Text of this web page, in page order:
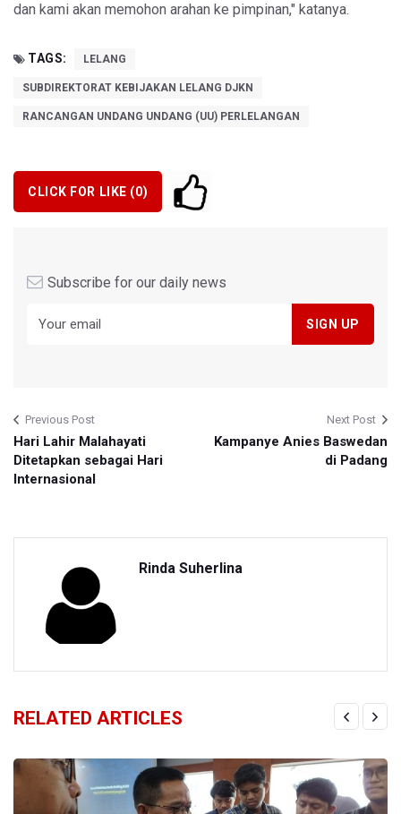
dan kami akan memohon arahan ke pimpinan," katanya.
TAGS: LELANG
SUBDIREKTORAT KEBIJAKAN LELANG DJKN
RANCANGAN UNDANG UNDANG (UU) PERLELANGAN
CLICK FOR LIKE (0)
Subscribe for our daily news
Previous Post
Hari Lahir Malahayati
Ditetapkan sebagai Hari
Internasional
Next Post
Kampanye Anies Baswedan
di Padang
Rinda Suherlina
RELATED ARTICLES